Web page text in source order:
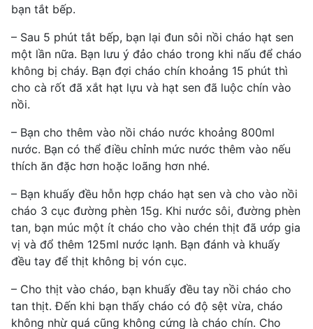
bạn tắt bếp.
– Sau 5 phút tắt bếp, bạn lại đun sôi nồi cháo hạt sen
một lần nữa. Bạn lưu ý đảo cháo trong khi nấu để cháo
không bị cháy. Bạn đợi cháo chín khoảng 15 phút thì
cho cà rốt đã xắt hạt lựu và hạt sen đã luộc chín vào
nồi.
– Bạn cho thêm vào nồi cháo nước khoảng 800ml
nước. Bạn có thể điều chỉnh mức nước thêm vào nếu
thích ăn đặc hơn hoặc loãng hơn nhé.
– Bạn khuấy đều hỗn hợp cháo hạt sen và cho vào nồi
cháo 3 cục đường phèn 15g. Khi nước sôi, đường phèn
tan, bạn múc một ít cháo cho vào chén thịt đã ướp gia
vị và đổ thêm 125ml nước lạnh. Bạn đánh và khuấy
đều tay để thịt không bị vón cục.
– Cho thịt vào cháo, bạn khuấy đều tay nồi cháo cho
tan thịt. Đến khi bạn thấy cháo có độ sệt vừa, cháo
không nhừ quá cũng không cứng là cháo chín. Cho